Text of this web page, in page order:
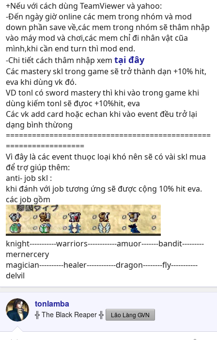
+Nếu với cách dùng TeamViewer và yahoo:
-Đến ngày giờ online các mem trong nhóm và mod
down phần save về,các mem trong nhóm sẽ thâm nhập
vào máy mod và chơi,các mem chỉ đi nhân vật cũa
mình,khi cần end turn thì mod end.
-Chi tiết cách thâm nhập xem tại đây
Các mastery skl trong game sẽ trở thành dạn +10% hit,
eva khi dùng vk đó.
VD tonl có sword mastery thì khi vào trong game khi
dùng kiếm tonl sẽ đựoc +10%hit, eva
Các vk add card hoặc echan khi vào event đều trở lại
dạng bình thừong
===============================================
==================
Vì đây là các event thuọc loại khó nên sẽ có vài skl mua
để trợ giúp thêm:
anti- job skl :
khi đánh với job tương ứng sẽ được cộng 10% hit eva.
các job gồm
knight-----------warriors------------amuor-------bandit---------
mernercery
magician----------healer------------dragon--------fly-----------
delvil
tonlamba
╬ The Black Reaper ╬ Lão Làng GVN